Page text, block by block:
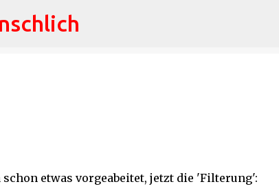
Direkt zum Hauptbereich
etwas vorgeabeitet, jetzt die 'Filterung':